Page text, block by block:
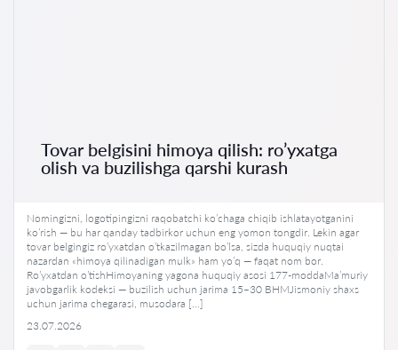
Tovar belgisini himoya qilish: ro’yxatga
olish va buzilishga qarshi kurash
Nomingizni, logotipingizni raqobatchi ko’chaga chiqib ishlatayotganini
ko’rish — bu har qanday tadbirkor uchun eng yomon tongdir. Lekin agar
tovar belgingiz ro’yxatdan o’tkazilmagan bo’lsa, sizda huquqiy nuqtai
nazardan «himoya qilinadigan mulk» ham yo’q — faqat nom bor.
Ro’yxatdan o’tishHimoyaning yagona huquqiy asosi 177-moddaMa’muriy
javobgarlik kodeksi — buzilish uchun jarima 15–30 BHMJismoniy shaxs
uchun jarima chegarasi, musodara […]
23.07.2026